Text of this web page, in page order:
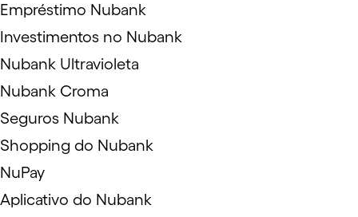
Empréstimo Nubank
Investimentos no Nubank
Nubank Ultravioleta
Nubank Croma
Seguros Nubank
Shopping do Nubank
NuPay
Aplicativo do Nubank